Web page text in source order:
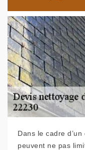
Dans le cadre
peuvent ne pas